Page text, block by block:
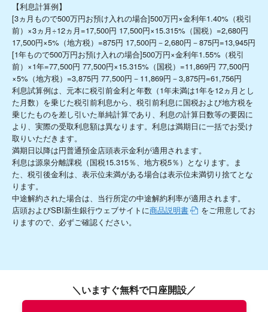
【利息計算例】
[3ヵ月もので500万円お預け入れの場合]500万円×金利年1.40%（税引
前）×3ヵ月÷12ヵ月=17,500円 17,500円×15.315%（国税）=2,680円
17,500円×5%（地方税）=875円 17,500円－2,680円－875円=13,945円
[1年もので500万円お預け入れの場合]500万円×金利年1.55%（税引
前）×1年=77,500円 77,500円×15.315%（国税）=11,869円 77,500円
×5%（地方税）=3,875円 77,500円－ 11,869円－3,875円=61,756円
利息試算例は、元本に税引前金利と年数（1年未満は1年を12ヵ月とし
た月数）を乗じた税引前利息から、税引前利息に国税および地方税を
乗じたものを差し引いた単純計算であり、利息の計算日数等の要因に
より、実際の受取利息額は異なります。利息は満期日に一括でお受け
取りいただきます。
満期日以降は円普通預金店頭表示金利が適用されます。
利息は源泉分離課税（国税15.315％、地方税5％）となります。ま
た、税引後金利は、表示位未満がある場合は表示位未満切り捨てとな
ります。
中途解約された場合は、当行所定の中途解約利率が適用されます。
店頭およびSBI新生銀行ウェブサイトに商品説明書
をご用意してお
りますので、必ずご確認ください。
＼いますぐ無料で口座開設／